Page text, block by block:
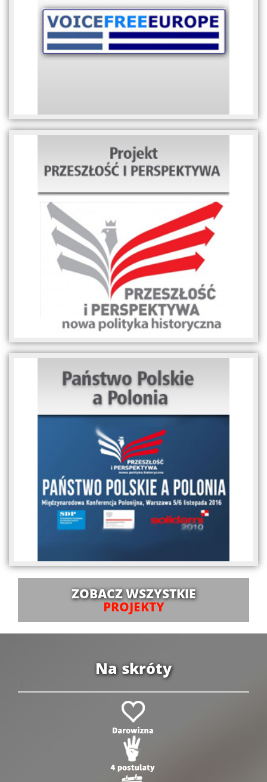
ZOBACZ WSZYSTKIE
PROJEKTY
Na skróty